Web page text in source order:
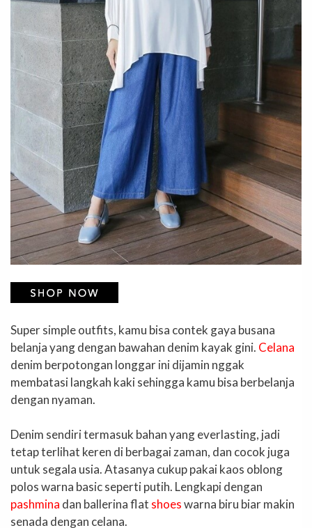
Super simple outfits, kamu bisa contek gaya busana
belanja yang dengan bawahan denim kayak gini. Celana
denim berpotongan longgar ini dijamin nggak
membatasi langkah kaki sehingga kamu bisa berbelanja
dengan nyaman.
Denim sendiri termasuk bahan yang everlasting, jadi
tetap terlihat keren di berbagai zaman, dan cocok juga
untuk segala usia. Atasanya cukup pakai kaos oblong
polos warna basic seperti putih. Lengkapi dengan
pashmina dan ballerina flat shoeswarna biru biar makin
senada dengan celana.